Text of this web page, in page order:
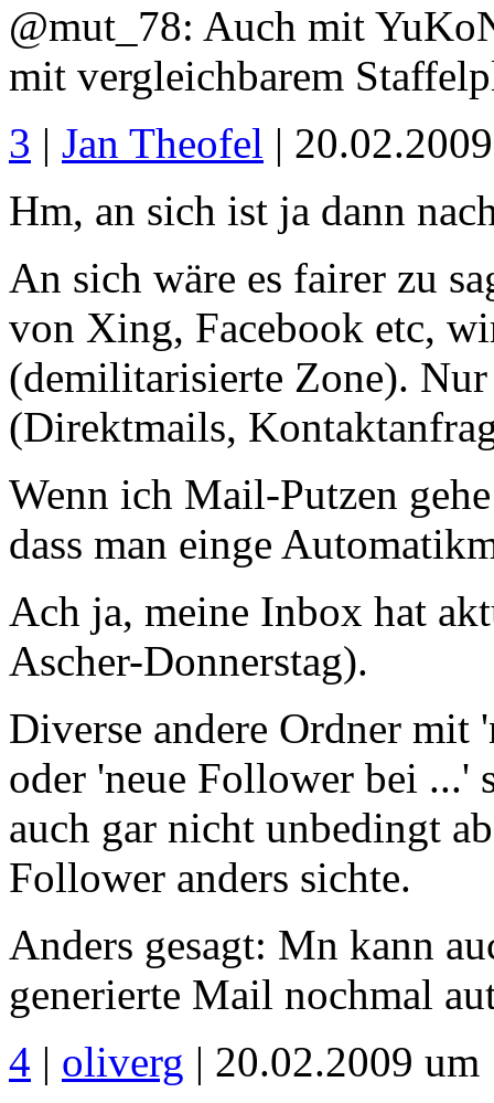
@mut_78: Auch mit
mit vergleichbarem
3 | Jan Theofel |
Hm, an sich ist ja dann
An sich wäre es fairer zu
von Xing, Facebook etc,
(demilitarisierte Zone).
(Direktmails,
Wenn ich Mail-Putzen
dass man einge
Ach ja, meine Inbox hat
Ascher-Donnerstag).
Diverse andere Ordner mit
oder 'neue Follower bei ...'
auch gar nicht unbedingt
Follower anders sichte.
Anders gesagt: Mn kann
generierte Mail nochmal
4 | oliverg | 20.02.2009 um